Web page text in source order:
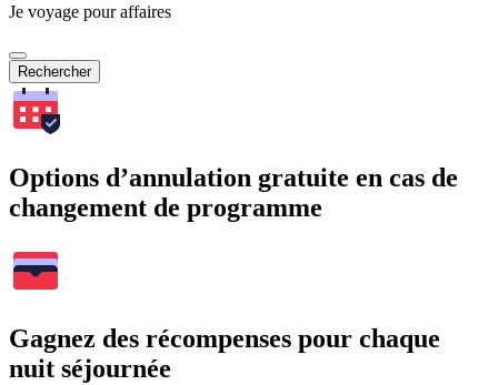
Je voyage pour affaires
Rechercher
Options d’annulation gratuite en cas de
changement de programme
Gagnez des récompenses pour chaque
nuit séjournée